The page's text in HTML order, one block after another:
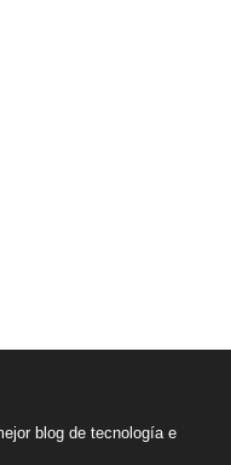
blog de tecnología e